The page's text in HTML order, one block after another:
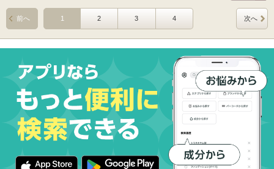
1 2 3 4
前へ 次へ